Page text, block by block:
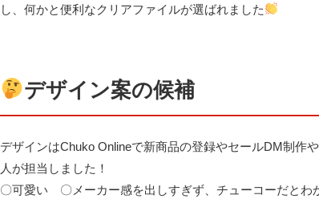
し、何かと便利なクリアファイルが選ばれました
デザイン案の候補
デザインはChuko Onlineで新商品の登録やセールDM制作
人が担当しました！
〇可愛い 〇メーカー感を出しすぎず、チューコーだと